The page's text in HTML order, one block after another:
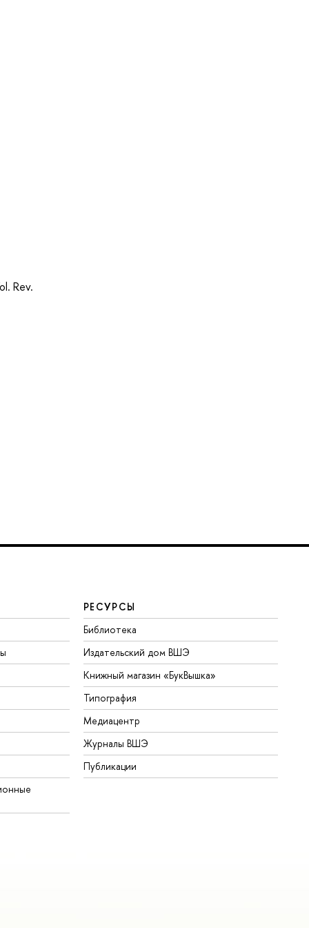
Rev.
РЕСУРСЫ
Библиотека
Издательский дом ВШЭ
Книжный магазин «БукВышка»
Типография
Медиацентр
Журналы ВШЭ
Публикации